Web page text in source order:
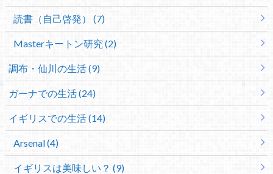
読書（自己啓発） (7)
Masterキートン研究 (2)
調布・仙川の生活 (9)
ガーナでの生活 (24)
イギリスでの生活 (14)
Arsenal (4)
イギリスは美味しい？ (9)